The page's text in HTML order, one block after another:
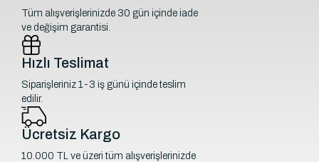
Tüm alışverişlerinizde 30 gün içinde iade
ve değişim garantisi.
Hızlı Teslimat
Siparişleriniz 1-3 iş günü içinde teslim
edilir.
Ücretsiz Kargo
10.000 TL ve üzeri tüm alışverişlerinizde